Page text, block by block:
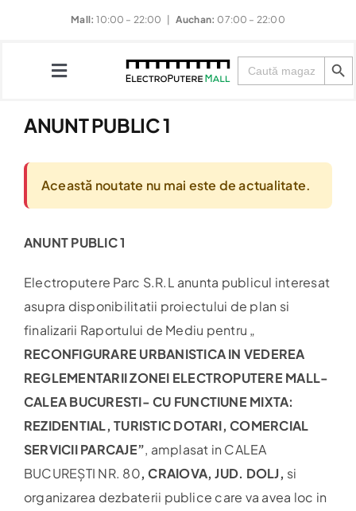
Mall: 10:00 – 22:00 | Auchan: 07:00 – 22:00
Toggle
Restaurante
Divertisment
Evenimente
Noutăți & Promoții
Harta
Search
for:
Search Button
ANUNT PUBLIC 1
Această noutate nu mai este de actualitate.
ANUNT PUBLIC 1
Electroputere Parc S.R.L anunta publicul interesat
asupra disponibilitatii proiectului de plan si
finalizarii Raportului de Mediu pentru „
RECONFIGURARE URBANISTICA IN VEDEREA
REGLEMENTARII ZONEI ELECTROPUTERE MALL-
CALEA BUCURESTI- CU FUNCTIUNE MIXTA:
REZIDENTIAL, TURISTIC DOTARI, COMERCIAL
SERVICII PARCAJE”, amplasat in CALEA
BUCUREȘTI NR. 80, CRAIOVA, JUD. DOLJ, si
organizarea dezbaterii publice care va avea loc in